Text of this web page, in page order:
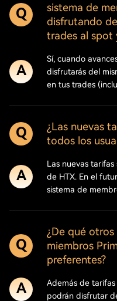
Q
sistema de
disfrutando
trades al spot
A
Sí, cuando
disfrutarás del
en tus trades
Q
¿Las nuevas
todos los
A
Las nuevas
de HTX. En el
sistema de
Q
¿De qué
miembros
preferentes?
A
Además de
podrán disfrutar